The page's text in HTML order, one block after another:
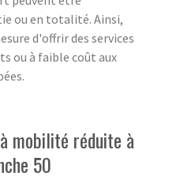
ou en totalité. Ainsi,
d'offrir des services
ou à faible coût aux
mobilité réduite à
50